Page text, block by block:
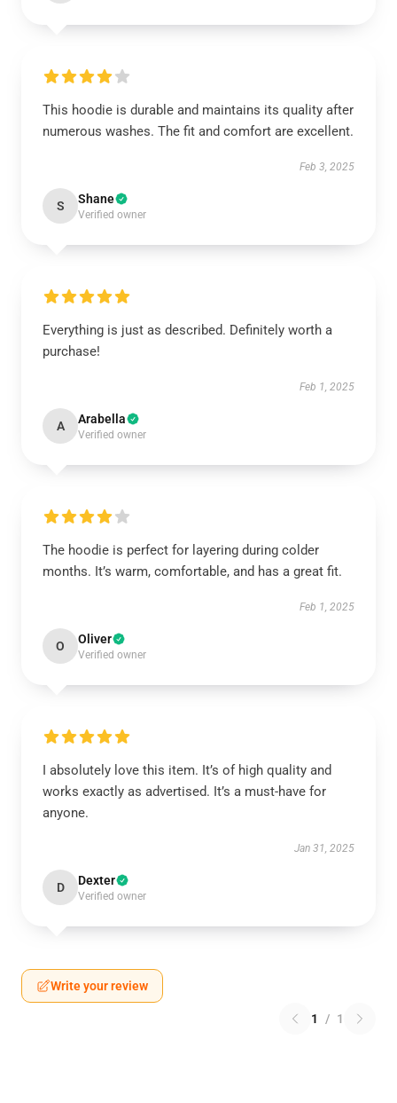
This hoodie is durable and maintains its quality after
numerous washes. The fit and comfort are excellent.
Feb 3, 2025
S Shane
Verified owner
Everything is just as described. Definitely worth a
purchase!
Feb 1, 2025
A Arabella
Verified owner
The hoodie is perfect for layering during colder
months. It’s warm, comfortable, and has a great fit.
Feb 1, 2025
O Oliver
Verified owner
I absolutely love this item. It’s of high quality and
works exactly as advertised. It’s a must-have for
anyone.
Jan 31, 2025
D Dexter
Verified owner
Write your review
1 / 1